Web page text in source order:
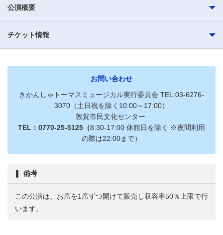
公演概要
チケット情報
お問い合わせ
きかんしゃトーマスミュージカル実行委員会 TEL:03-6276-
3070（土日祝を除く10:00～17:00）
敦賀市民文化センター
TEL：0770-25-5125（8:30-17:00 休館日を除く ※夜間利用
の際は22:00まで）
備考
この公演は、お席を1席ずつ開けて販売し収容率50％上限で行
います。